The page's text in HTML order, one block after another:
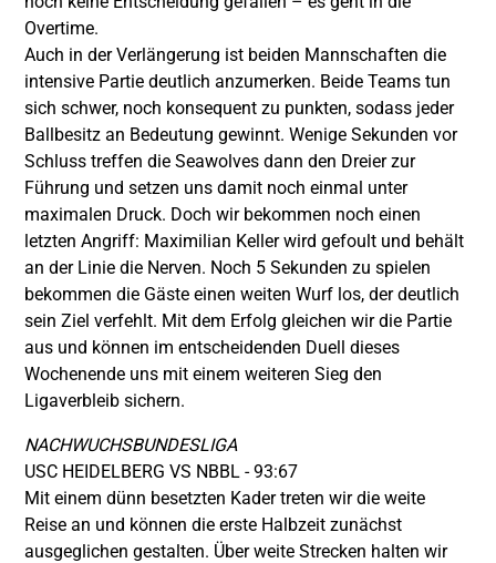
Overtime.
Auch in der Verlängerung ist beiden Mannschaften die
intensive Partie deutlich anzumerken. Beide Teams tun
sich schwer, noch konsequent zu punkten, sodass jeder
Ballbesitz an Bedeutung gewinnt. Wenige Sekunden vor
Schluss treffen die Seawolves dann den Dreier zur
Führung und setzen uns damit noch einmal unter
maximalen Druck. Doch wir bekommen noch einen
letzten Angriff: Maximilian Keller wird gefoult und behält
an der Linie die Nerven. Noch 5 Sekunden zu spielen
bekommen die Gäste einen weiten Wurf los, der deutlich
sein Ziel verfehlt. Mit dem Erfolg gleichen wir die Partie
aus und können im entscheidenden Duell dieses
Wochenende uns mit einem weiteren Sieg den
Ligaverbleib sichern.
NACHWUCHSBUNDESLIGA
USC HEIDELBERG VS NBBL - 93:67
Mit einem dünn besetzten Kader treten wir die weite
Reise an und können die erste Halbzeit zunächst
ausgeglichen gestalten. Über weite Strecken halten wir